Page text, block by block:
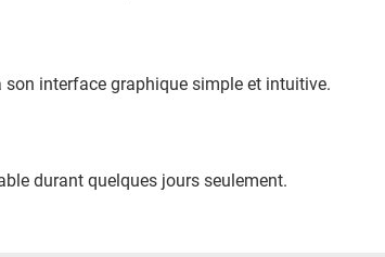
interface graphique simple et intuitive.
durant quelques jours seulement.